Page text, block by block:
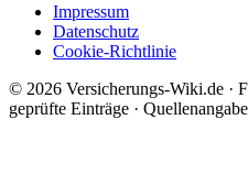
Impressum
Datenschutz
Cookie-Richtlinie
© 2026 Versicherungs-Wiki.de ·
geprüfte Einträge ·